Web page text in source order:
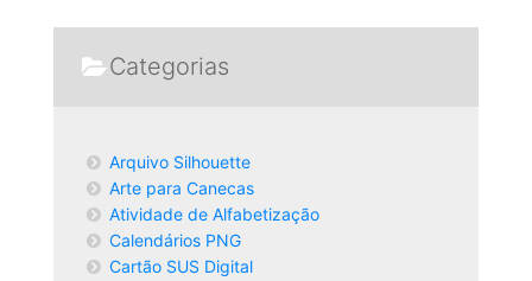
Categorias
Arquivo Silhouette
Arte para Canecas
Atividade de Alfabetização
Calendários PNG
Cartão SUS Digital